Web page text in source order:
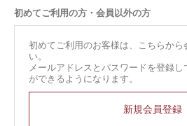
初めてご利用の方・会員以外の方
初めてご利用のお客様は、こちらから
い。
メールアドレスとパスワードを登録
ができるようになります。